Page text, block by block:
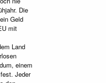
Die
Geld
mit
Land
einem
Jeder